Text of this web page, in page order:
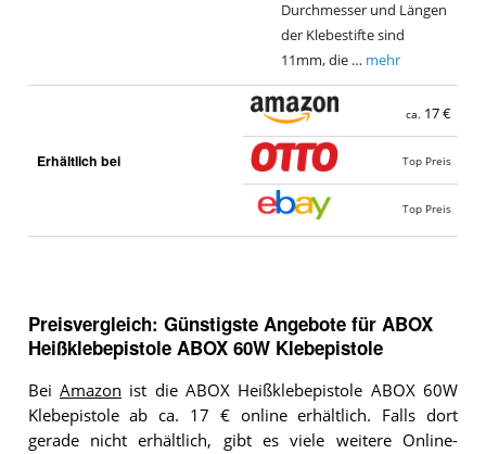
Durchmesser und Längen
der Klebestifte sind
11mm, die … mehr
Erhältlich bei
ca. 17 €
Top Preis
Top Preis
Preisvergleich: Günstigste Angebote für ABOX
Heißklebepistole ABOX 60W Klebepistole
Bei Amazon ist die ABOX Heißklebepistole ABOX 60W
Klebepistole ab ca. 17 € online erhältlich. Falls dort
gerade nicht erhältlich, gibt es viele weitere Online-